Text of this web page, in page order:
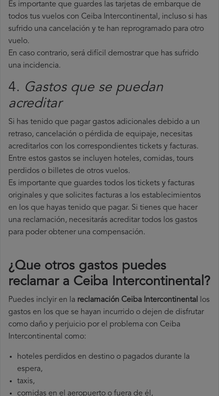
Es importante que guardes las tarjetas de embarque de
todos tus vuelos con Ceiba Intercontinental, incluso si has
sufrido una cancelación y te han reprogramado para otro
vuelo.
En caso contrario, será difícil demostrar que has sufrido
una incidencia.
4. Gastos que se puedan
acreditar
Si has tenido que pagar gastos adicionales debido a un
retraso, cancelación o pérdida de equipaje, necesitas
acreditarlos con los correspondientes tickets y facturas.
Entre estos gastos se incluyen hoteles, comidas, tours
perdidos o billetes de otros vuelos.
Es importante que guardes todos los tickets y facturas
originales y que solicites facturas a los establecimientos
en los que hayas tenido que pagar. Si tienes que hacer
una reclamación, necesitarás acreditar todos los gastos
para poder obtener una compensación.
¿Que otros gastos puedes
reclamar a Ceiba Intercontinental​?
Puedes inclyir en la reclamación Ceiba Intercontinental los
gastos en los que se hayan incurrido o dejen de disfrutar
como daño y perjuicio por el problema con Ceiba
Intercontinental como:
hoteles perdidos en destino o pagados durante la
espera,
taxis,
comidas en el aeropuerto o fuera de él,